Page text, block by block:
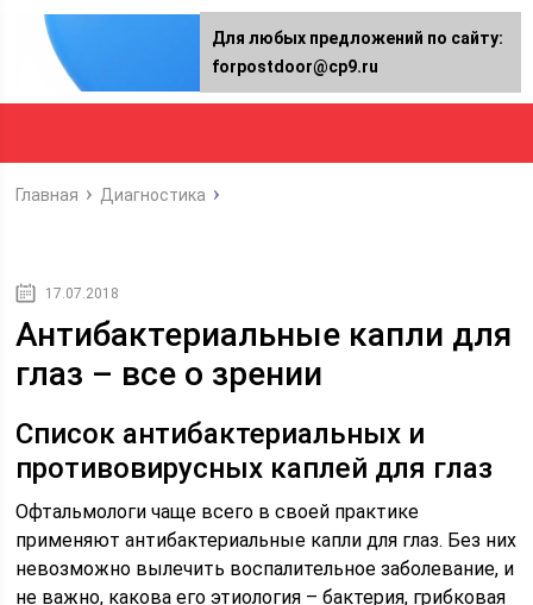
Главная Диагностика
17.07.2018
Антибактериальные капли для
глаз – все о зрении
Список антибактериальных и
противовирусных каплей для глаз
Офтальмологи чаще всего в своей практике
применяют антибактериальные капли для глаз. Без них
невозможно вылечить воспалительное заболевание, и
не важно, какова его этиология – бактерия, грибковая
Для любых предложений по сайту:
forpostdoor@cp9.ru